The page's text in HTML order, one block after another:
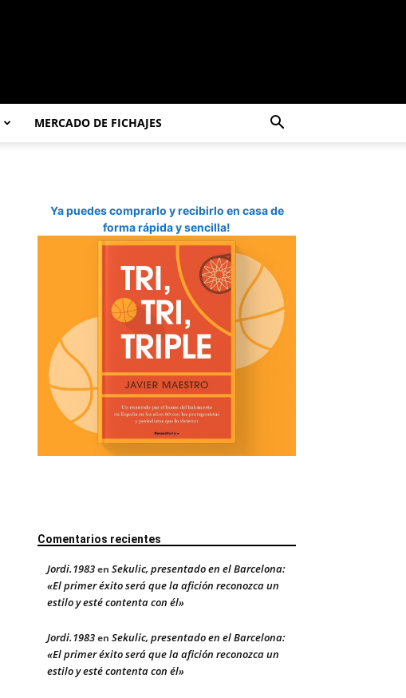
MERCADO DE FICHAJES
Ya puedes comprarlo y recibirlo en casa de
forma rápida y sencilla!
Comentarios recientes
Jordi.1983en Sekulic, presentado en el Barcelona:
«El primer éxito será que la afición reconozca un
estilo y esté contenta con él»
Jordi.1983en Sekulic, presentado en el Barcelona:
«El primer éxito será que la afición reconozca un
estilo y esté contenta con él»